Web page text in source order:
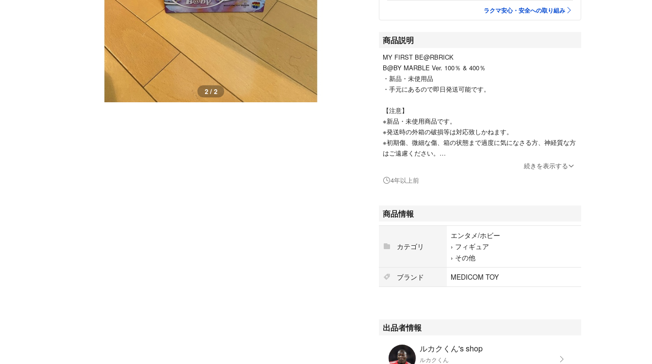
1 / 2
ラクマ安心・安全への取り組み
商品説明
MY FIRST BE@RBRICK
B@BY MARBLE Ver. 100％ & 400％
・新品・未使用品
・手元にあるので即日発送可能です。
【注意】
※新品・未使用商品です。
※発送時の外箱の破損等は対応致しかねます。
※初期傷、微細な傷、箱の状態まで過度に気になさる方、神経質な方
はご遠慮ください。
※すり替え防止のため返品・交換はご対応致しかねます。
#MEDICOMTOY
#BE@RBRICK1000%
#メディコムトイ
#ベアブリック100&400%
続きを表示する
4年以上前
商品情報
カテゴリ
エンタメ/ホビー
› フィギュア
› その他
ブランド
MEDICOM TOY
出品者情報
ルカクくん's shop
ルカクくん